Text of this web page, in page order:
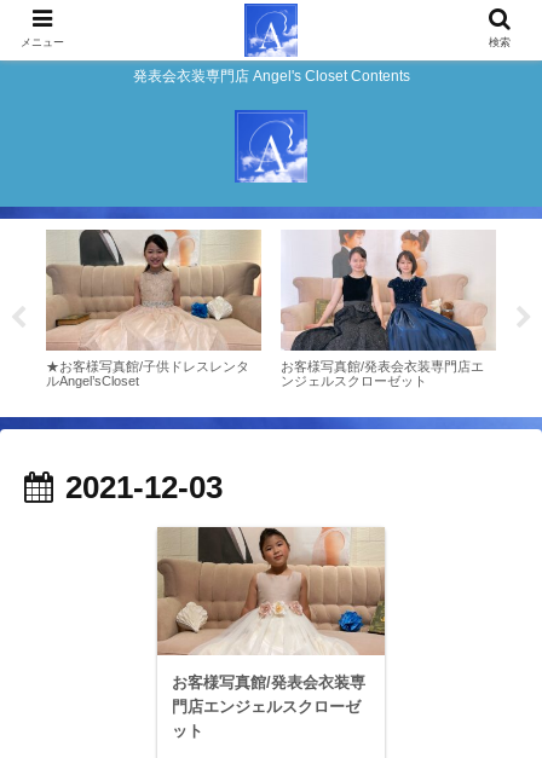
発表会衣装専門店 Angel's Closet Contents
★お客様写真館/子供ドレスレンタ
ルAngel’sCloset
お客様写真館/発表会衣装専門店エ
ンジェルスクローゼット
2021-12-03
お客様写真館/発表会衣装専
門店エンジェルスクローゼ
ット
メニュー 検索